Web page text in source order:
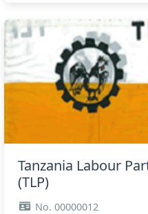
Angalia zaidi
Tanzania Labour
(TLP)
​No. 00000012